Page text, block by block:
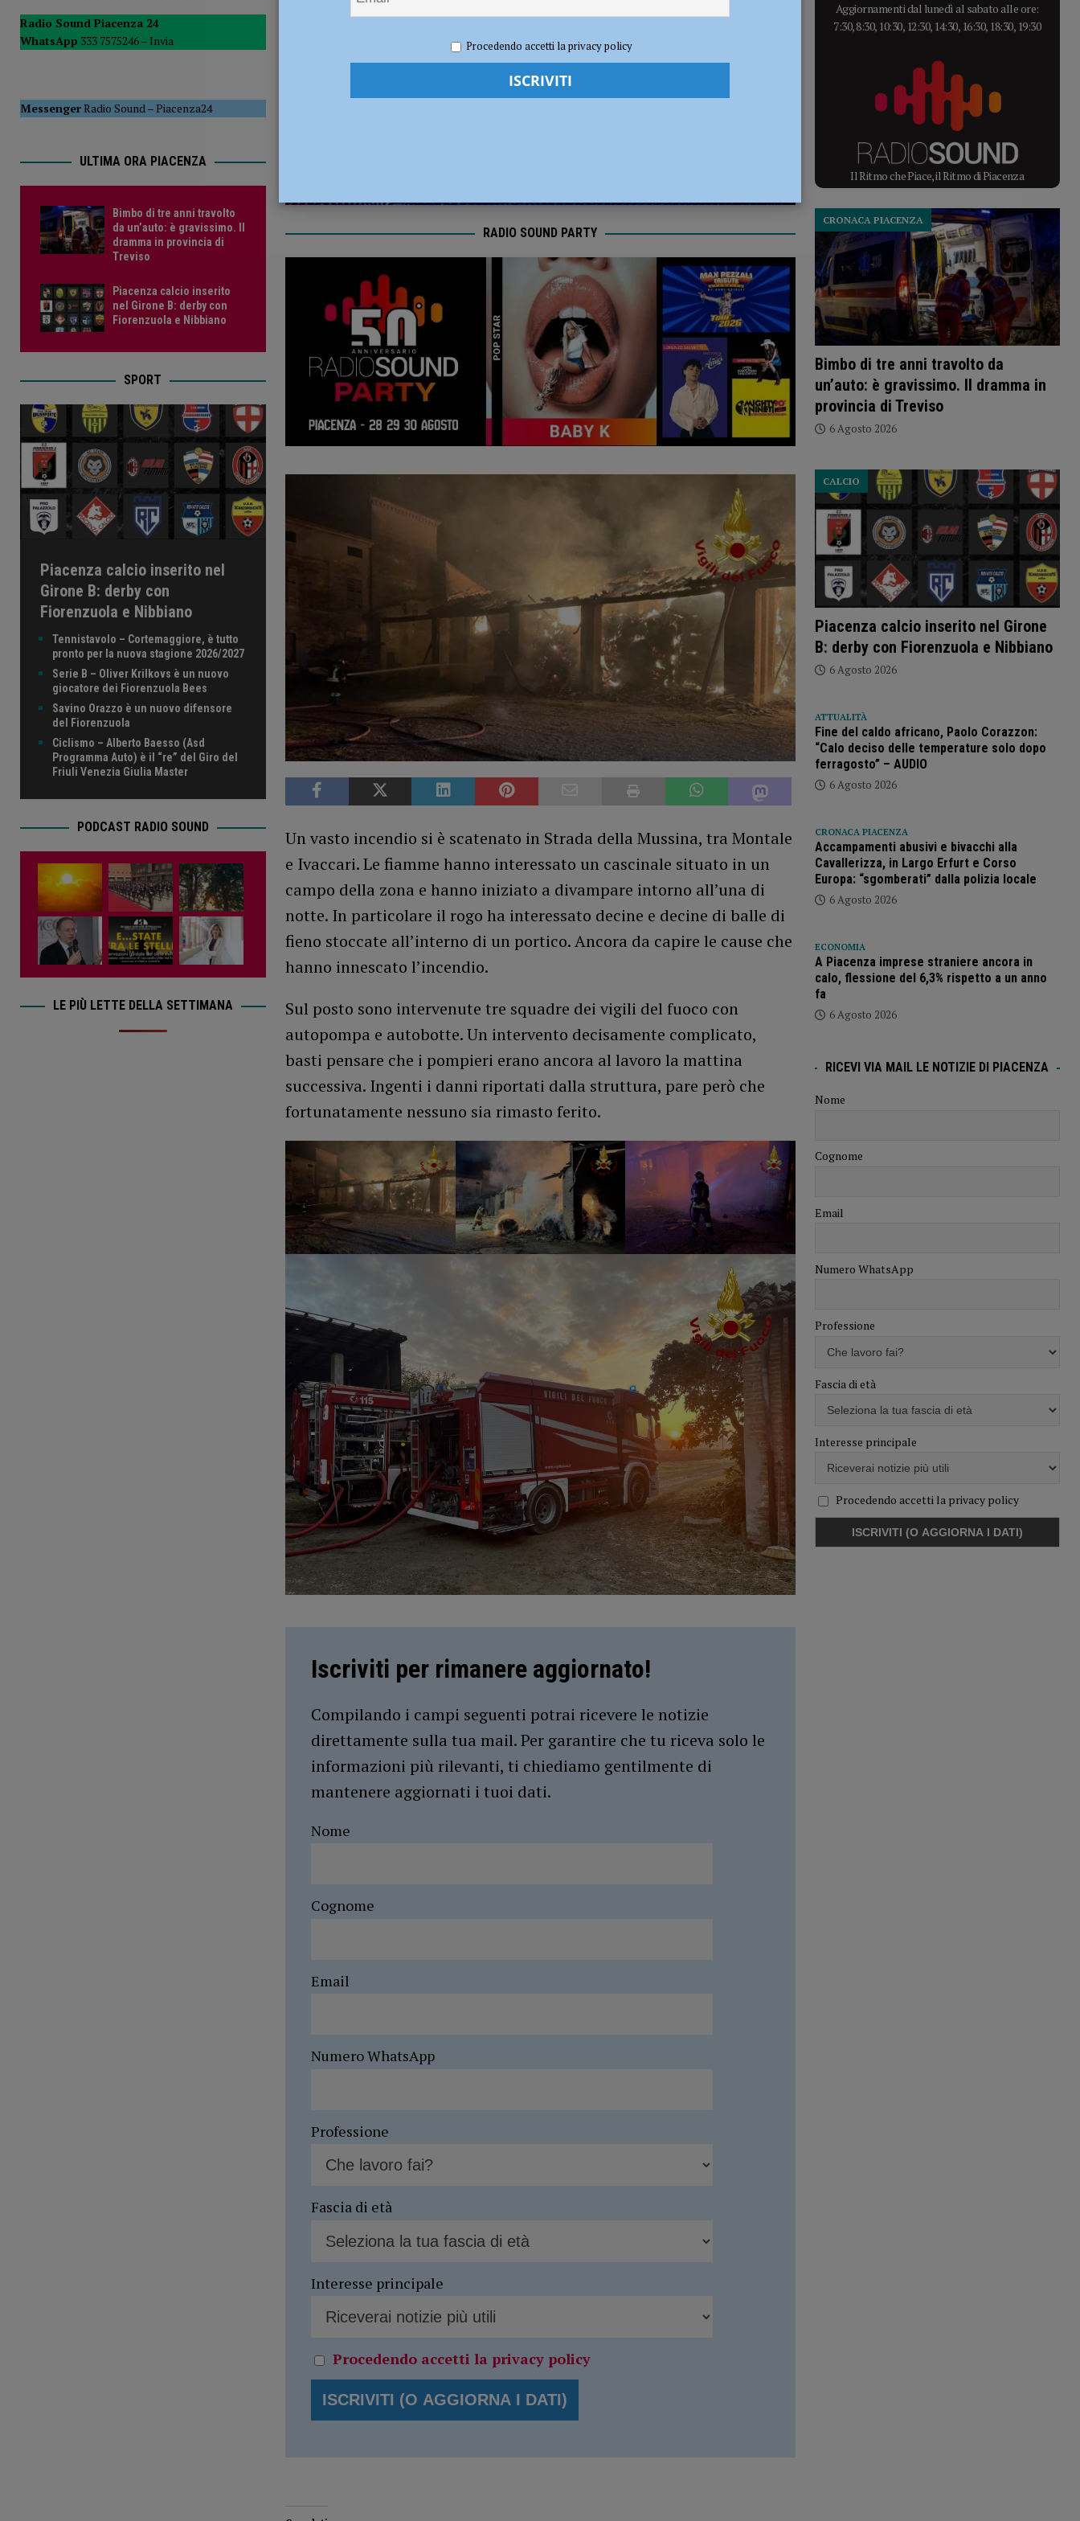
CRONACA PIACENZA
[ 6 Agosto 2026 ] Crisi idrica, Murelli (Lega): “Le regole sul deflusso ecologico non possono mettere in ginocchio gli agricoltori”
Redazione FG Cronaca Piacenza
RADIO SOUND PARTY
Un vasto incendio si è scatenato in Strada della Mussina, tra Montale
e Ivaccari. Le fiamme hanno interessato un cascinale situato in un
campo della zona e hanno iniziato a divampare intorno all’una di
notte. In particolare il rogo ha interessato decine e decine di balle di
fieno stoccate all’interno di un portico. Ancora da capire le cause che
hanno innescato l’incendio.
Sul posto sono intervenute tre squadre dei vigili del fuoco con
autopompa e autobotte. Un intervento decisamente complicato,
basti pensare che i pompieri erano ancora al lavoro la mattina
successiva. Ingenti i danni riportati dalla struttura, pare però che
fortunatamente nessuno sia rimasto ferito.
Iscriviti per rimanere aggiornato!
Compilando i campi seguenti potrai ricevere le notizie
direttamente sulla tua mail. Per garantire che tu riceva solo le
informazioni più rilevanti, ti chiediamo gentilmente di
mantenere aggiornati i tuoi dati.
Nome
Cognome
Email
Numero WhatsApp
Professione
Fascia di età
Interesse principale
Procedendo accetti la privacy policy
Radio Sound Piacenza 24
WhatsApp 333 7575246 – Invia
MessengerRadio Sound–Piacenza24
ULTIMA ORA PIACENZA
Bimbo di tre anni travolto
da un’auto: è gravissimo. Il
dramma in provincia di
Treviso
Piacenza calcio inserito
nel Girone B: derby con
Fiorenzuola e Nibbiano
SPORT
Piacenza calcio inserito nel
Girone B: derby con
Fiorenzuola e Nibbiano
Tennistavolo – Cortemaggiore, è tutto
pronto per la nuova stagione 2026/2027
Serie B – Oliver Krilkovs è un nuovo
giocatore dei Fiorenzuola Bees
Savino Orazzo è un nuovo difensore
del Fiorenzuola
Ciclismo – Alberto Baesso (Asd
Programma Auto) è il “re” del Giro del
Friuli Venezia Giulia Master
PODCAST RADIO SOUND
LE PIÙ LETTE DELLA SETTIMANA
Aggiornamenti dal lunedì al sabato alle ore:
7:30, 8:30, 10:30, 12:30, 14:30, 16:30, 18:30, 19:30
Il Ritmo che Piace, il Ritmo di Piacenza
Bimbo di tre anni travolto da
un’auto: è gravissimo. Il dramma in
provincia di Treviso
CRONACA PIACENZA
6 Agosto 2026
Piacenza calcio inserito nel Girone
B: derby con Fiorenzuola e Nibbiano
CALCIO
6 Agosto 2026
ATTUALITÀ
Fine del caldo africano, Paolo Corazzon:
“Calo deciso delle temperature solo dopo
ferragosto” – AUDIO
6 Agosto 2026
CRONACA PIACENZA
Accampamenti abusivi e bivacchi alla
Cavallerizza, in Largo Erfurt e Corso
Europa: “sgomberati” dalla polizia locale
6 Agosto 2026
ECONOMIA
A Piacenza imprese straniere ancora in
calo, flessione del 6,3% rispetto a un anno
fa
6 Agosto 2026
RICEVI VIA MAIL LE NOTIZIE DI PIACENZA
Nome
Cognome
Email
Numero WhatsApp
Professione
Fascia di età
Interesse principale
Procedendo accetti la privacy policy
Procedendo accetti la privacy policy